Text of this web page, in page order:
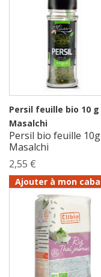
Persil feuille bio 10 g
Masalchi
Persil bio feuille 10g
Masalchi
2,55 €
Ajouter à mon caba